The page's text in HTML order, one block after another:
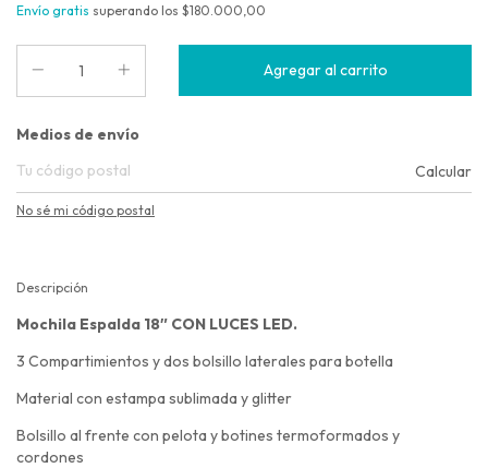
Envío gratis superando los $180.000,00
Entregas para el CP:
Medios de envío
Calcular
No sé mi código postal
Descripción
Mochila Espalda 18″ CON LUCES LED.
3 Compartimientos y dos bolsillo laterales para botella
Material con estampa sublimada y glitter
Bolsillo al frente con pelota y botines termoformados y
cordones